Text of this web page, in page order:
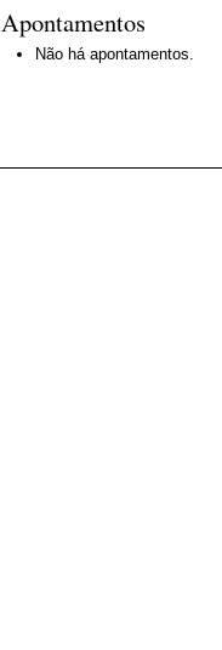
Apontamentos
Não há apontamentos.